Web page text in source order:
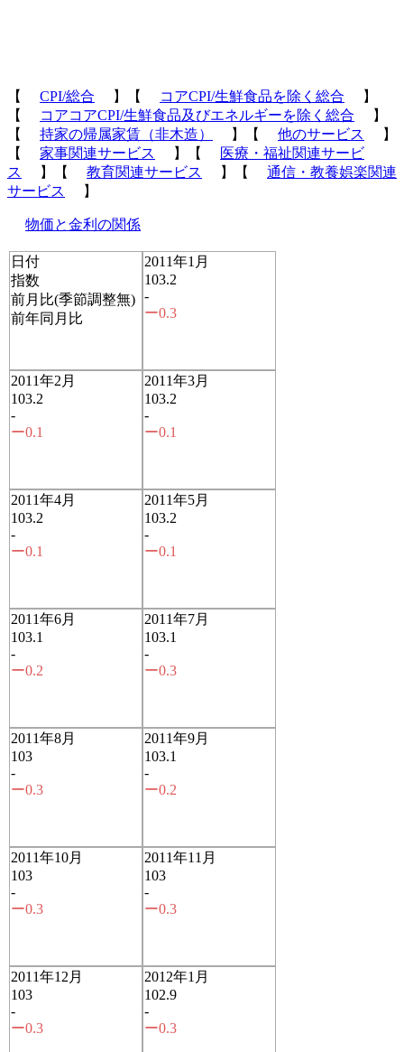
【 CPI/総合 】【 コアCPI/生鮮食品を除く総合
】
【
コアコアCPI/生鮮食品及びエネルギーを除く総合
】
【
持家の帰属家賃（非木造） 】【 他のサービス
】
【
家事関連サービス 】【
医療・福祉関連サービ
ス
】【 教育関連サービス 】【
通信・教養娯楽関連
サービス
】
物価と金利の関係
日付
指数
前月比(季節調整無)
前年同月比
2011年1月
103.2
-
ー0.3
2011年2月
103.2
-
ー0.1
2011年3月
103.2
-
ー0.1
2011年4月
103.2
-
ー0.1
2011年5月
103.2
-
ー0.1
2011年6月
103.1
-
ー0.2
2011年7月
103.1
-
ー0.3
2011年8月
103
-
ー0.3
2011年9月
103.1
-
ー0.2
2011年10月
103
-
ー0.3
2011年11月
103
-
ー0.3
2011年12月
103
-
ー0.3
2012年1月
102.9
-
ー0.3